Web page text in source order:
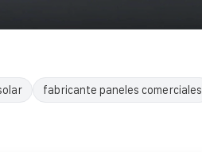
fabricante paneles comerciales